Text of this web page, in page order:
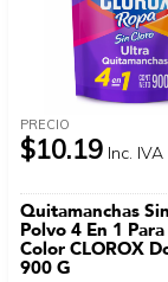
PRECIO
$10.19 Inc. IVA
Quitamanchas
Polvo 4 En 1
Color CLOROX
900 G